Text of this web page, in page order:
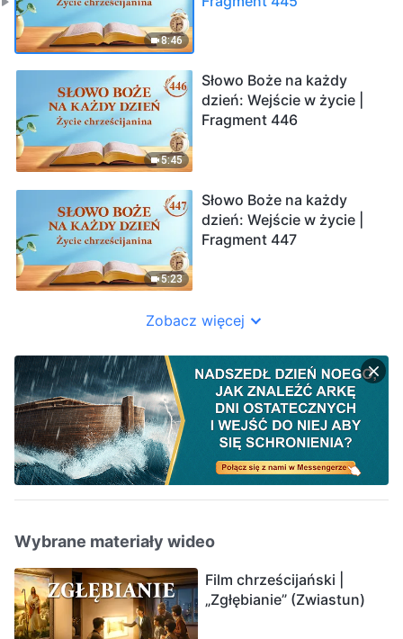
8:46
5:45
Słowo Boże na każdy
dzień: Wejście w życie |
Fragment 446
5:23
Słowo Boże na każdy
dzień: Wejście w życie |
Fragment 447
Zobacz więcej
Wybrane materiały wideo
Film chrześcijański |
„Zgłębianie” (Zwiastun)